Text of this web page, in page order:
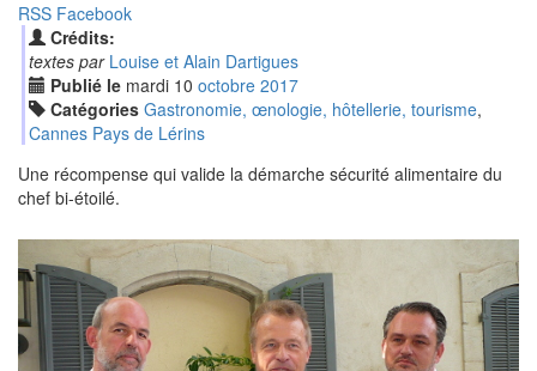
RSS Facebook
Crédits:
textes par Louise et Alain Dartigues
Publié le mardi 10 octobre 2017
Catégories Gastronomie, œnologie, hôtellerie, tourisme,
Cannes Pays de Lérins
Une récompense qui valide la démarche sécurité alimentaire du
chef bi-étoilé.